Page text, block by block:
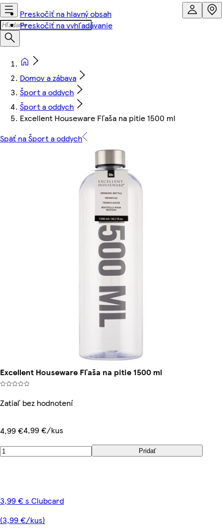
Preskočiť na hlavný obsah
Preskočiť na vyhľadávanie
Domov a zábava
Šport a oddych
Šport a oddych
Excellent Houseware Fľaša na pitie 1500 ml
Späť na Šport a oddych
Excellent Houseware Fľaša na pitie 1500 ml
Zatiaľ bez hodnotení
4,99 €4,99 €/kus
Pridať
3,99 € s Clubcard
(3,99 €/kus)